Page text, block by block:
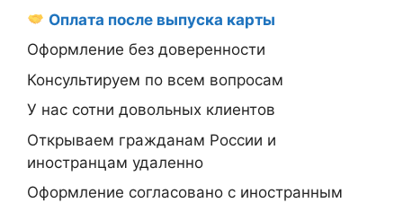
Оплата после выпуска карты
Оформление без доверенности
Консультируем по всем вопросам
У нас сотни довольных клиентов
Открываем гражданам России и
иностранцам удаленно
Оформление согласовано с иностранным